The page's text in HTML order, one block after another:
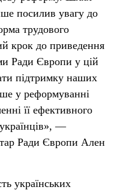
посилив увагу до
трудового
крок до приведення
Ради Європи у цій
підтримку наших
у реформуванні
її ефективного
—
Ради Європи Ален
українських